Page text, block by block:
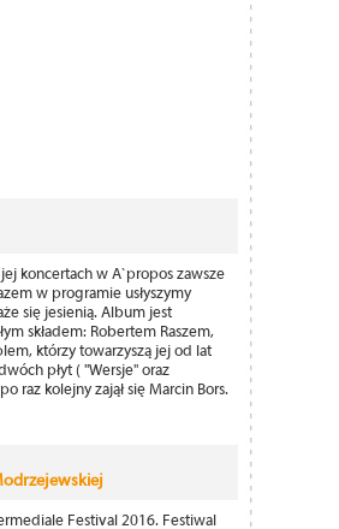
koncertach w A`propos zawsze
w programie usłyszymy
się jesienią. Album jest
składem: Robertem Raszem,
którzy towarzyszą jej od lat
płyt ( "Wersje" oraz
raz kolejny zajął się Marcin Bors.
Festival 2016. Festiwal